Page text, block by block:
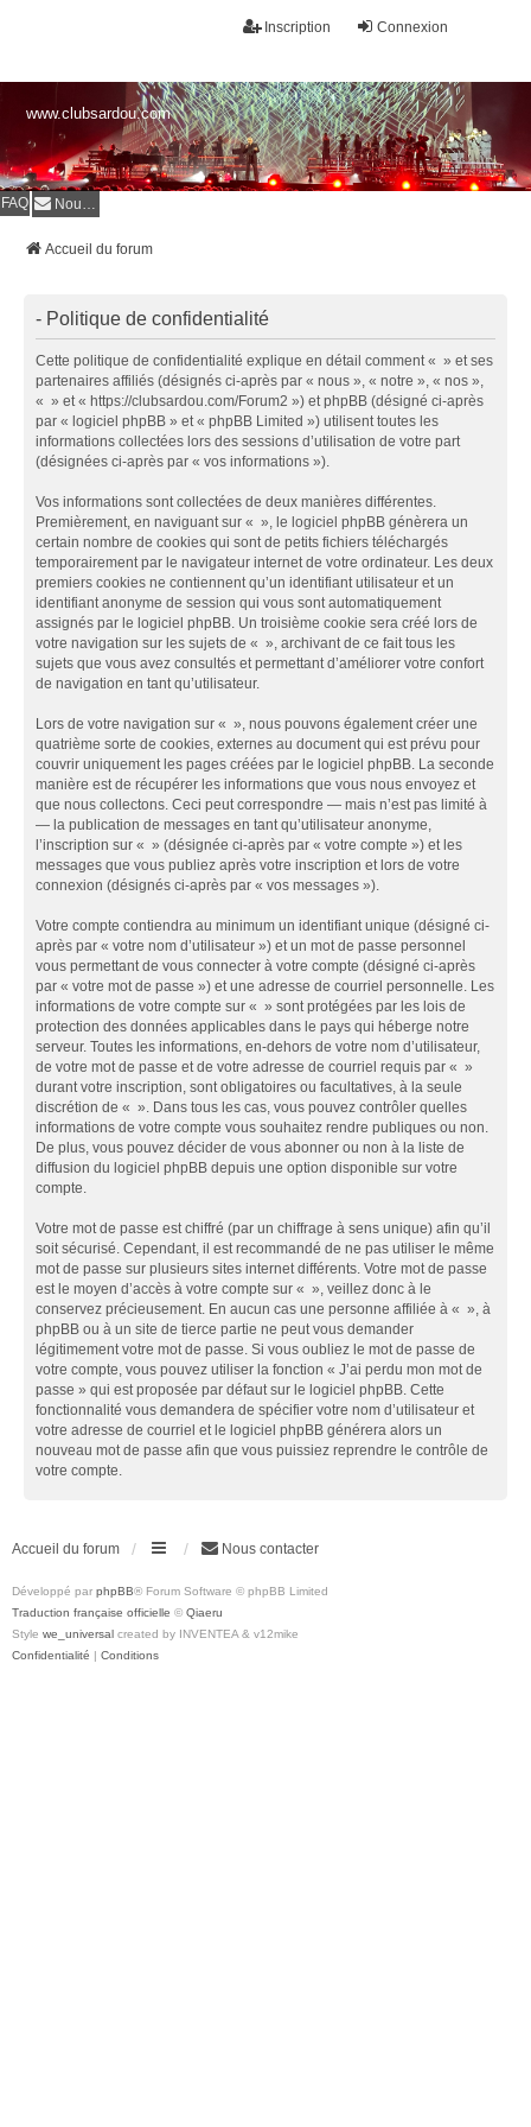
Connexion
Inscription
www.clubsardou.com
FAQ Nous contacter
Accueil du forum
- Politique de confidentialité
Cette politique de confidentialité explique en détail comment « » et ses
partenaires affiliés (désignés ci-après par « nous », « notre », « nos »,
« » et « https://clubsardou.com/Forum2 ») et phpBB (désigné ci-après
par « logiciel phpBB » et « phpBB Limited ») utilisent toutes les
informations collectées lors des sessions d’utilisation de votre part
(désignées ci-après par « vos informations »).
Vos informations sont collectées de deux manières différentes.
Premièrement, en naviguant sur « », le logiciel phpBB génèrera un
certain nombre de cookies qui sont de petits fichiers téléchargés
temporairement par le navigateur internet de votre ordinateur. Les deux
premiers cookies ne contiennent qu’un identifiant utilisateur et un
identifiant anonyme de session qui vous sont automatiquement
assignés par le logiciel phpBB. Un troisième cookie sera créé lors de
votre navigation sur les sujets de « », archivant de ce fait tous les
sujets que vous avez consultés et permettant d’améliorer votre confort
de navigation en tant qu’utilisateur.
Lors de votre navigation sur « », nous pouvons également créer une
quatrième sorte de cookies, externes au document qui est prévu pour
couvrir uniquement les pages créées par le logiciel phpBB. La seconde
manière est de récupérer les informations que vous nous envoyez et
que nous collectons. Ceci peut correspondre — mais n’est pas limité à
— la publication de messages en tant qu’utilisateur anonyme,
l’inscription sur « » (désignée ci-après par « votre compte ») et les
messages que vous publiez après votre inscription et lors de votre
connexion (désignés ci-après par « vos messages »).
Votre compte contiendra au minimum un identifiant unique (désigné ci-
après par « votre nom d’utilisateur ») et un mot de passe personnel
vous permettant de vous connecter à votre compte (désigné ci-après
par « votre mot de passe ») et une adresse de courriel personnelle. Les
informations de votre compte sur « » sont protégées par les lois de
protection des données applicables dans le pays qui héberge notre
serveur. Toutes les informations, en-dehors de votre nom d’utilisateur,
de votre mot de passe et de votre adresse de courriel requis par « »
durant votre inscription, sont obligatoires ou facultatives, à la seule
discrétion de « ». Dans tous les cas, vous pouvez contrôler quelles
informations de votre compte vous souhaitez rendre publiques ou non.
De plus, vous pouvez décider de vous abonner ou non à la liste de
diffusion du logiciel phpBB depuis une option disponible sur votre
compte.
Votre mot de passe est chiffré (par un chiffrage à sens unique) afin qu’il
soit sécurisé. Cependant, il est recommandé de ne pas utiliser le même
mot de passe sur plusieurs sites internet différents. Votre mot de passe
est le moyen d’accès à votre compte sur « », veillez donc à le
conservez précieusement. En aucun cas une personne affiliée à « », à
phpBB ou à un site de tierce partie ne peut vous demander
légitimement votre mot de passe. Si vous oubliez le mot de passe de
votre compte, vous pouvez utiliser la fonction « J’ai perdu mon mot de
passe » qui est proposée par défaut sur le logiciel phpBB. Cette
fonctionnalité vous demandera de spécifier votre nom d’utilisateur et
votre adresse de courriel et le logiciel phpBB générera alors un
nouveau mot de passe afin que vous puissiez reprendre le contrôle de
votre compte.
Accueil du forum Nous contacter
Développé par phpBB® Forum Software © phpBB Limited
Traduction française officielle © Qiaeru
Style we_universal created by INVENTEA & v12mike
Confidentialité | Conditions